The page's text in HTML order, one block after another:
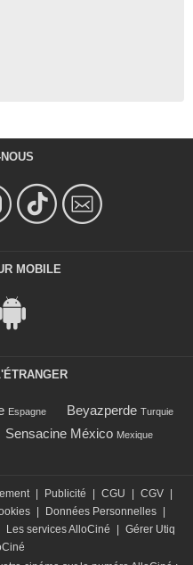
MOBILE
Espagne Beyazperde Turquie
Sensacine México Mexique
| Publicité | CGU | CGV |
| Données Personnelles |
Les services AlloCiné | Gérer Utiq